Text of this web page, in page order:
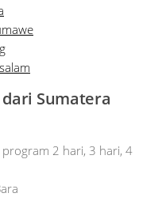
Sumatera
2 hari, 3 hari, 4